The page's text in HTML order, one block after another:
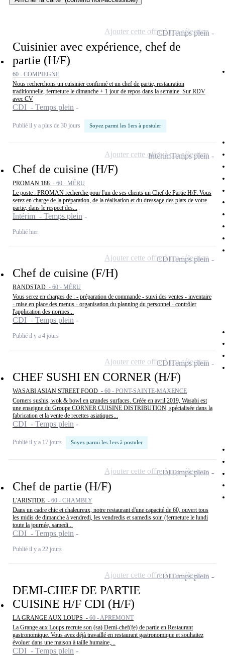
Cuisinier avec expérience, chef de
partie (H/F)
60 - COMPIEGNE
Nous recherchons un cuisinier confirmé et un chef de partie, restauration
traditionnelle, fermeture le dimanche + 1 jour de repos dans la semaine. Sur RDV
avec CV
CDI - Temps plein
Publié il y a plus de 30 jours Soyez parmi les 1ers à postuler
CDITemps plein
Ajouter cette offre à ma sélection
Chef de cuisine (H/F)
PROMAN 188 - 60 - MÉRU
Le poste : PROMAN recherche pour l'un de ses clients un Chef de Partie H/F. Vous
serez en charge de la préparation, de la réalisation et du dressage des plats de votre
partie, dans le respect des...
Intérim - Temps plein
Publié hier
IntérimTemps plein
Ajouter cette offre à ma sélection
Chef de cuisine (F/H)
RANDSTAD - 60 - MÉRU
Vous serez en charges de : - préparation de commande - suivi des ventes - inventaire
- mise en place des menus - organisation du planning du personnel - contrôler
l'application des normes...
CDI - Temps plein
Publié il y a 4 jours
CDITemps plein
Ajouter cette offre à ma sélection
CHEF SUSHI EN CORNER (H/F)
WASABI ASIAN STREET FOOD - 60 - PONT-SAINTE-MAXENCE
Corners sushis, wok & bowl en grandes surfaces. Créée en avril 2019, Wasabi est
une enseigne du Groupe CORNER CUISINE DISTRIBUTION, spécialisée dans la
fabrication et la vente de recettes asiatiques...
CDI - Temps plein
Publié il y a 17 jours Soyez parmi les 1ers à postuler
CDITemps plein
Ajouter cette offre à ma sélection
Chef de partie (H/F)
L'ARISTIDE - 60 - CHAMBLY
Dans un cadre chic et chaleureux, notre restaurant d'une capacité de 60, ouvert tous
les midis de dimanche à vendredi, les vendredis et samedis soir. (fermeture le lundi
toute la journée, samedi...
CDI - Temps plein
Publié il y a 22 jours
CDITemps plein
Ajouter cette offre à ma sélection
DEMI-CHEF DE PARTIE
CUISINE H/F CDI (H/F)
LA GRANGE AUX LOUPS - 60 - APREMONT
La Grange aux Loups recrute son (sa) Demi-chef(fe) de partie en Restaurant
gastronomique. Vous avez déjà travaillé en restaurant gastronomique et souhaitez
évoluer dans une maison à taille humaine,...
CDI - Temps plein
CDITemps plein
Ajouter cette offre à ma sélection